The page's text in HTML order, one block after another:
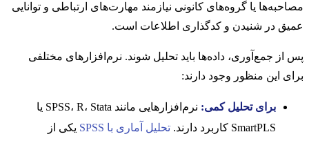
مصاحبه‌ها یا گروه‌های کانونی نیازمند مهارت‌های ارتباطی و توانایی
عمیق در شنیدن و کدگذاری اطلاعات است.
پس از جمع‌آوری، داده‌ها باید تحلیل شوند. نرم‌افزارهای مختلفی
برای این منظور وجود دارند:
برای تحلیل کمی:
نرم‌افزارهایی مانند SPSS، R، Stata یا
SmartPLS کاربرد دارند.
تحلیل آماری با SPSS
یکی از